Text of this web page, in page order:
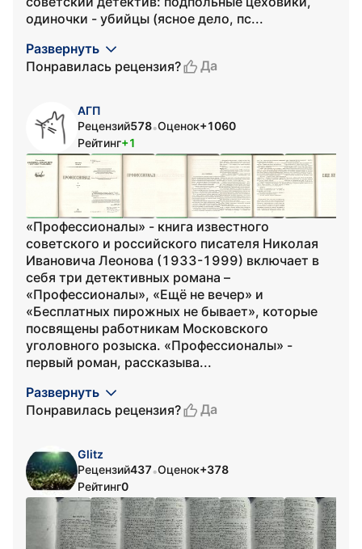
одиночки - убийцы (ясное дело, пс...
Развернуть
Понравилась рецензия?
Да
АГП
Рецензий578•Оценок+1060
Рейтинг+1
«Профессионалы» - книга известного
советского и российского писателя Николая
Ивановича Леонова (1933-1999) включает в
себя три детективных романа –
«Профессионалы», «Ещё не вечер» и
«Бесплатных пирожных не бывает», которые
посвящены работникам Московского
уголовного розыска. «Профессионалы» -
первый роман, рассказыва...
Развернуть
Понравилась рецензия?
Да
Glitz
Рецензий437•Оценок+378
Рейтинг0